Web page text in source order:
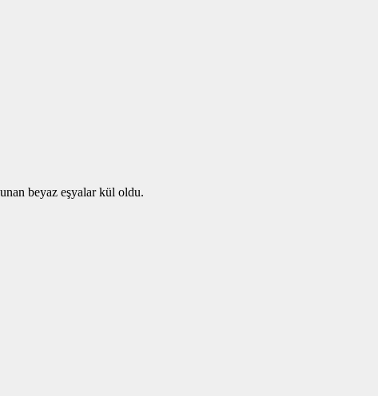
beyaz eşyalar kül oldu.